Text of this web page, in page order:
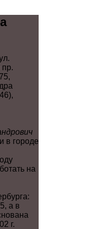
пр.
в городе
на
а в
г.